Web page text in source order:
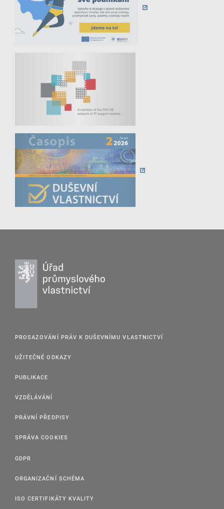
PROSAZOVÁNÍ PRÁV K DUŠEVNÍMU VLASTNICTVÍ
UŽITEČNÉ ODKAZY
PUBLIKACE
VZDĚLÁVÁNÍ
PRÁVNÍ PŘEDPISY
SPRÁVA COOKIES
GDPR
ORGANIZAČNÍ SCHÉMA
ISO CERTIFIKÁTY KVALITY